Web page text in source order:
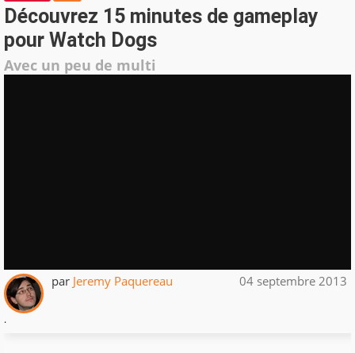
Découvrez 15 minutes de gameplay
pour Watch Dogs
Avec un peu de multi
par Jeremy Paquereau 04 septembre 2013
.